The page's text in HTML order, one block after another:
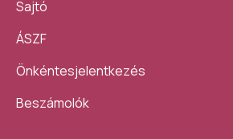
Sajtó
ÁSZF
Önkéntesjelentkezés
Beszámolók